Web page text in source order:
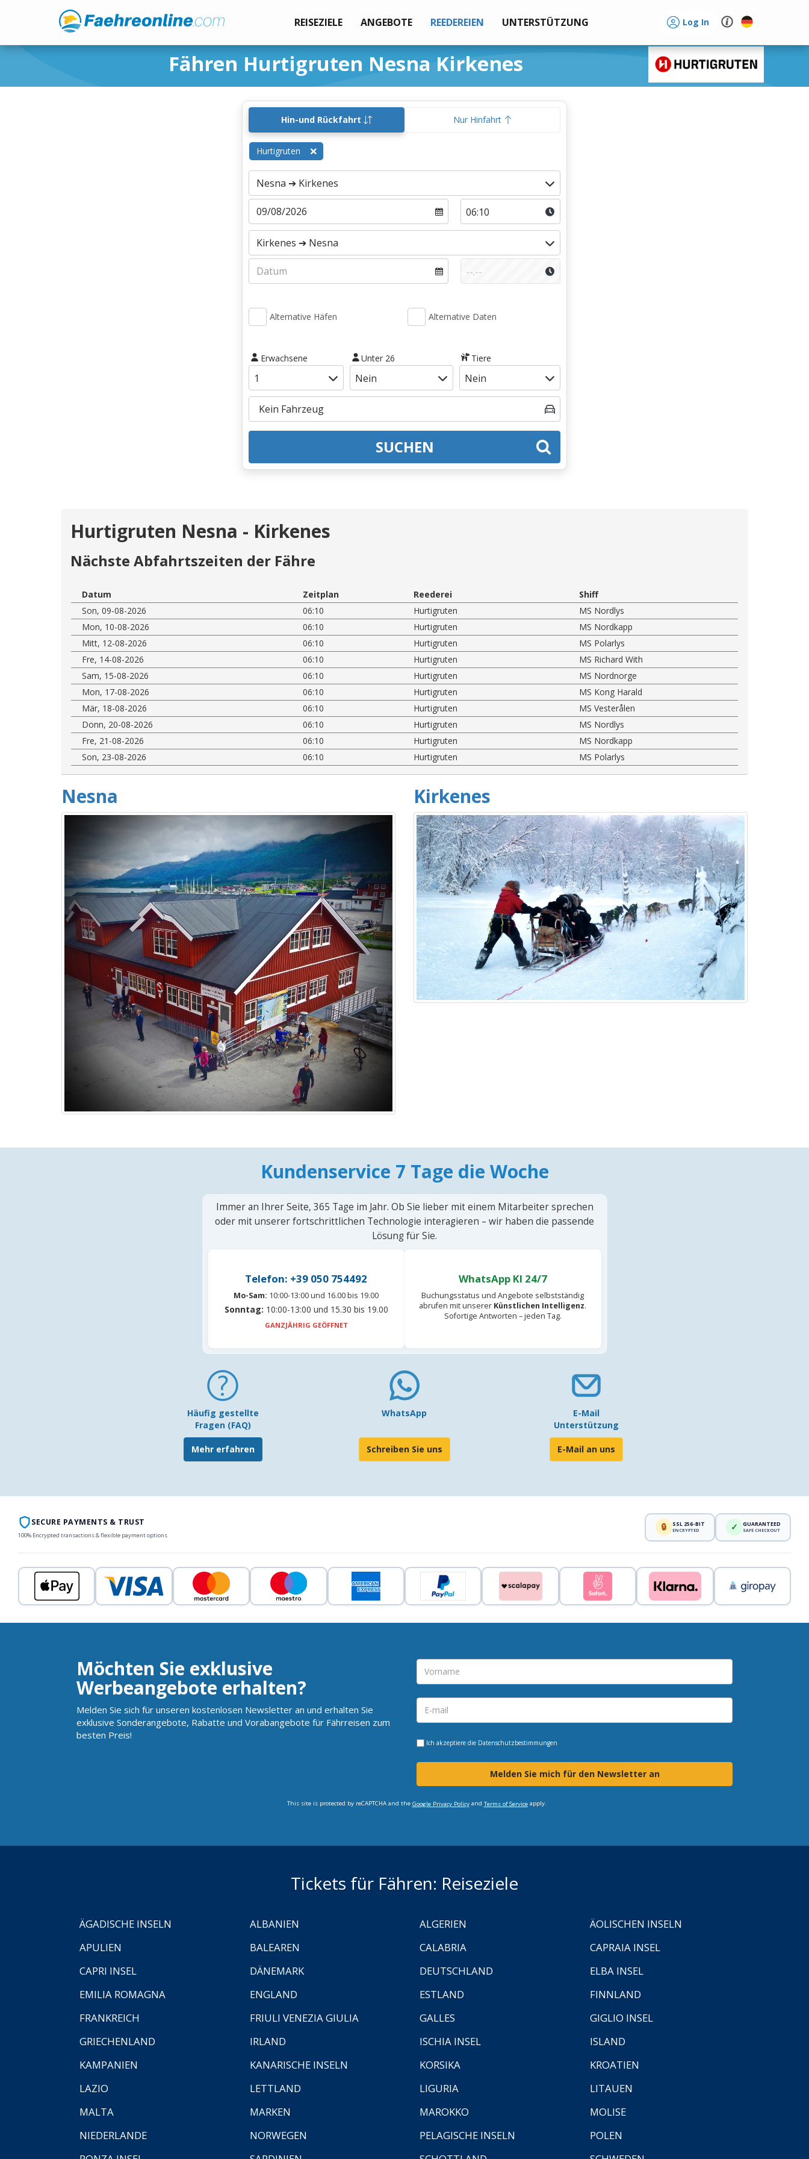
REISEZIELE ANGEBOTE REEDEREIEN UNTERSTÜTZUNG Log In
Fähren Hurtigruten Nesna Kirkenes
Hin-und Rückfahrt Nur Hinfahrt
Hurtigruten
Alternative Häfen Alternative Daten
Erwachsene Unter 26 Tiere
SUCHEN
Hurtigruten Nesna - Kirkenes
Nächste Abfahrtszeiten der Fähre
Datum Zeitplan Reederei
Shiff
Son, 09-08-2026
06:10 Hurtigruten
MS Nordlys
Mon, 10-08-2026
06:10 Hurtigruten
MS Nordkapp
Mitt, 12-08-2026
06:10 Hurtigruten
MS Polarlys
Fre, 14-08-2026
06:10 Hurtigruten
MS Richard With
Sam, 15-08-2026
06:10 Hurtigruten
MS Nordnorge
Mon, 17-08-2026
06:10 Hurtigruten
MS Kong Harald
Mär, 18-08-2026
06:10 Hurtigruten
MS Vesterålen
Donn, 20-08-2026
06:10 Hurtigruten
MS Nordlys
Fre, 21-08-2026
06:10 Hurtigruten
MS Nordkapp
Son, 23-08-2026
06:10 Hurtigruten MS Polarlys
Nesna Kirkenes
Kundenservice 7 Tage die Woche
Immer an Ihrer Seite, 365 Tage im Jahr. Ob Sie lieber mit einem Mitarbeiter sprechen
oder mit unserer fortschrittlichen Technologie interagieren – wir haben die passende
Lösung für Sie.
Telefon: +39 050 754492
Mo-Sam: 10:00-13:00 und 16.00 bis 19.00
Sonntag: 10:00-13:00 und 15.30 bis 19.00
GANZJÄHRIG GEÖFFNET
WhatsApp KI 24/7
Buchungsstatus und Angebote selbstständig
abrufen mit unserer Künstlichen Intelligenz.
Sofortige Antworten – jeden Tag.
Häufig gestellte
Fragen (FAQ)
Mehr erfahren
WhatsApp
Schreiben Sie uns
E-Mail
Unterstützung
E-Mail an uns
SECURE PAYMENTS & TRUST
100% Encrypted transactions & flexible payment options
🔒 SSL 256-BIT
ENCRYPTED ✓ GUARANTEED
SAFE CHECKOUT
Möchten Sie exklusive
Werbeangebote erhalten?
Melden Sie sich für unseren kostenlosen Newsletter an und erhalten Sie
exklusive Sonderangebote, Rabatte und Vorabangebote für Fährreisen zum
besten Preis!
Ich akzeptiere die Datenschutzbestimmungen
Melden Sie mich für den Newsletter an
This site is protected by reCAPTCHA and the Google Privacy Policyand Terms of Serviceapply.
Tickets für Fähren: Reiseziele
ÄGADISCHE INSELN ALBANIEN ALGERIEN
ÄOLISCHEN INSELN
APULIEN
BALEAREN CALABRIA
CAPRAIA INSEL
CAPRI INSEL
DÄNEMARK DEUTSCHLAND
ELBA INSEL
EMILIA ROMAGNA
ENGLAND ESTLAND
FINNLAND
FRANKREICH
FRIULI VENEZIA GIULIA GALLES
GIGLIO INSEL
GRIECHENLAND
IRLAND ISCHIA INSEL
ISLAND
KAMPANIEN
KANARISCHE INSELN KORSIKA
KROATIEN
LAZIO
LETTLAND LIGURIA
LITAUEN
MALTA
MARKEN MAROKKO
MOLISE
NIEDERLANDE
NORWEGEN PELAGISCHE INSELN
POLEN